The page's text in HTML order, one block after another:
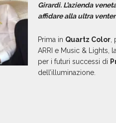
Girardi. L’azienda
affidare alla ultra
Prima in Quartz Color
ARRI e Music & Lights,
per i futuri successi di
dell’illuminazione.